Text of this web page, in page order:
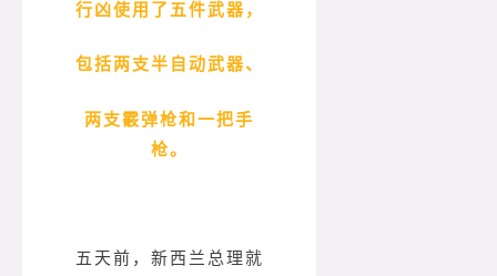
行凶使用了五件武器，
包括两支半自动武器、
两支霰弹枪和一把手
枪。
五天前，新西兰总理就